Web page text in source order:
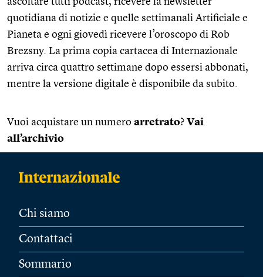
quotidiana di notizie e quelle settimanali Artificiale e
Pianeta e ogni giovedì ricevere l’oroscopo di Rob
Brezsny. La prima copia cartacea di Internazionale
arriva circa quattro settimane dopo essersi abbonati,
mentre la versione digitale è disponibile da subito.
Vuoi acquistare un numero arretrato? Vai
all’archivio
Chi siamo
Contattaci
Sommario